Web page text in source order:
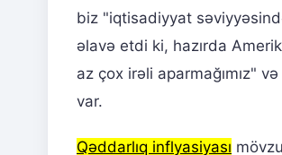
biz "iqtisadiyyat
əlavə etdi ki, hazırda
az çox irəli aparmağımız"
var.
Qəddarlıq inflyasiyası